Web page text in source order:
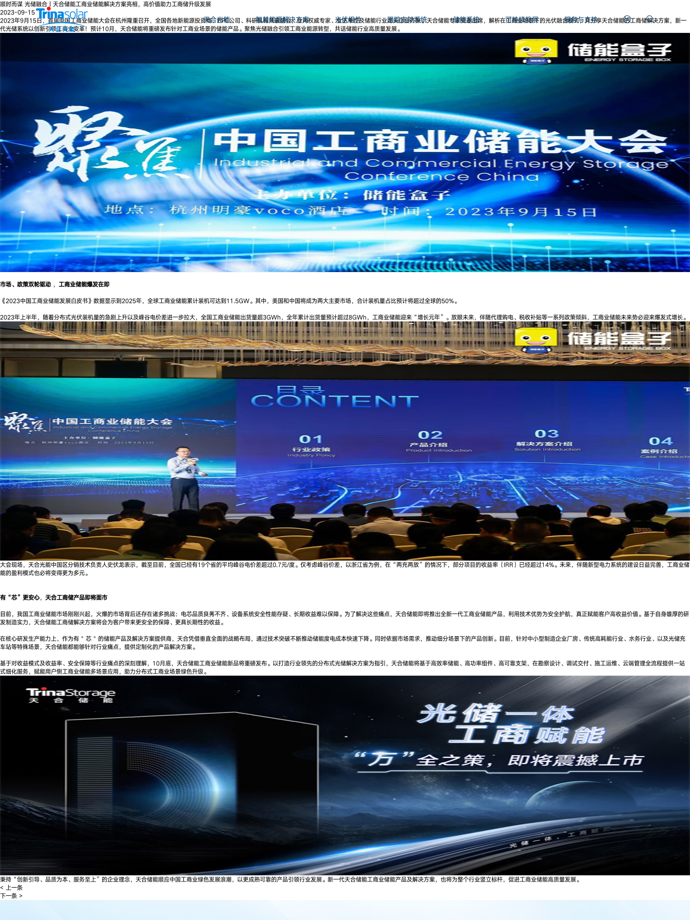
天合光能 智慧能源解决方案 光伏组件 跟踪支架系统 储能系统 可持续发展 服务与支持
顺时而谋 光储融合丨天合储能工商业储能解决方案亮相，高价值助力工商储升级发展
2023-09-15
2023年9月15日，首届中国工商业储能大会在杭州隆重召开，全国各地新能源投资商、EPC公司、科研机构共襄盛会，业内权威专家、业主单位及储能行业龙头企业齐聚。天合储能专家受邀出席，解析在工商业场景下的光伏融合模式，并分享天合储能的工商储解决方案，新一
代光储系统以创新引领工商业变革！预计10月，天合储能将重磅发布针对工商业场景的储能产品。聚焦光储融合引领工商业能源转型，共话储能行业高质量发展。
市场、政策双轮驱动 ， 工商业储能爆发在即
《2023中国工商业储能发展白皮书》数据显示到2025年，全球工商业储能累计装机可达到11.5GW。其中，美国和中国将成为两大主要市场，合计装机量占比预计将超过全球的50%。
2023年上半年，随着分布式光伏装机量的急剧上升以及峰谷电价差进一步拉大，全国工商业储能出货量超3GWh，全年累计出货量预计超过8GWh，工商业储能迎来“增长元年”。放眼未来，伴随代理购电、税收补贴等一系列政策倾斜，工商业储能未来势必迎来爆发式增长。
大会现场，天合光能中国区分销技术负责人史伏龙表示，截至目前，全国已经有19个省的平均峰谷电价差超过0.7元/度。仅考虑峰谷价差，以浙江省为例，在“两充两放”的情况下，部分项目的收益率（IRR）已经超过14%。未来，伴随新型电力系统的建设日益完善，工商业储
能的盈利模式也必将变得更为多元。
有“芯”更安心， 天合工商储产品即将面市
目前，我国工商业储能市场刚刚兴起，火爆的市场背后还存在诸多挑战：电芯品质良莠不齐、设备系统安全性能存疑、长期收益难以保障。为了解决这些痛点，天合储能即将推出全新一代工商业储能产品，利用技术优势为安全护航，真正赋能客户高收益价值。基于自身雄厚的研
发制造实力，天合储能工商储解决方案将会为客户带来更安全的保障、更具长期性的收益。
在核心研发生产能力上，作为有 " 芯 " 的储能产品及解决方案提供商，天合凭借垂直全面的战略布局，通过技术突破不断推动储能度电成本快速下降。同时依据市场需求，推动细分场景下的产品创新。目前，针对中小型制造企业厂房、传统高耗能行业、水务行业、以及光储充
车站等特殊场景，天合储能都能够针对行业痛点，提供定制化的产品解决方案。
基于对收益模式及收益率、安全保障等行业痛点的深刻理解，10月底，天合储能工商业储能新品将重磅发布。以打造行业领先的分布式光储解决方案为指引，天合储能将基于高效率储能、高功率组件、高可靠支架，在勘察设计、调试交付、施工运维、云端管理全流程提供一站
式细化服务，赋能用户侧工商业储能多场景应用，助力分布式工商业场景绿色升级。
秉持“创新引导、品质为本、服务至上”的企业理念，天合储能顺应中国工商业绿色发展浪潮，以更成熟可靠的产品引领行业发展。新一代天合储能工商业储能产品及解决方案，也将为整个行业竖立标杆，促进工商业储能高质量发展。
< 上一条
下一条 >